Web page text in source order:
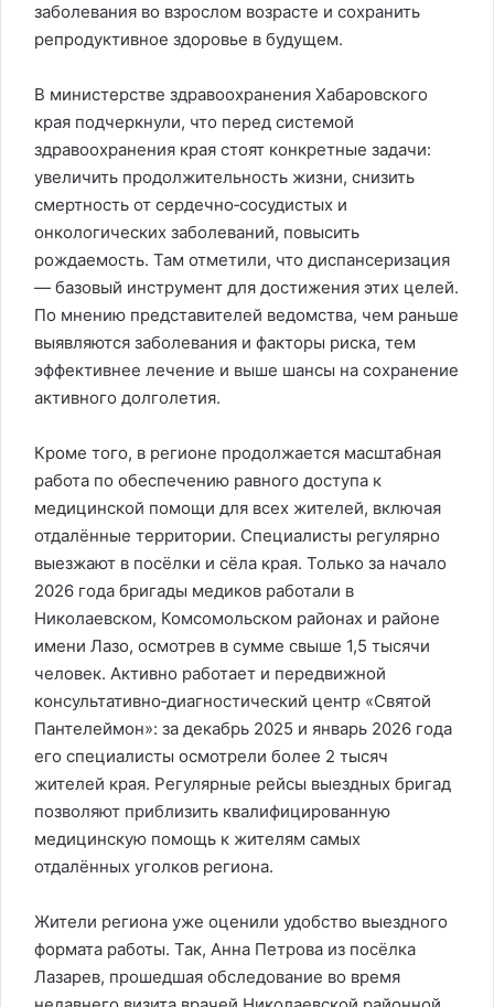
заболевания во взрослом возрасте и сохранить
репродуктивное здоровье в будущем.
В министерстве здравоохранения Хабаровского
края подчеркнули, что перед системой
здравоохранения края стоят конкретные задачи:
увеличить продолжительность жизни, снизить
смертность от сердечно‑сосудистых и
онкологических заболеваний, повысить
рождаемость. Там отметили, что диспансеризация
— базовый инструмент для достижения этих целей.
По мнению представителей ведомства, чем раньше
выявляются заболевания и факторы риска, тем
эффективнее лечение и выше шансы на сохранение
активного долголетия.
Кроме того, в регионе продолжается масштабная
работа по обеспечению равного доступа к
медицинской помощи для всех жителей, включая
отдалённые территории. Специалисты регулярно
выезжают в посёлки и сёла края. Только за начало
2026 года бригады медиков работали в
Николаевском, Комсомольском районах и районе
имени Лазо, осмотрев в сумме свыше 1,5 тысячи
человек. Активно работает и передвижной
консультативно‑диагностический центр «Святой
Пантелеймон»: за декабрь 2025 и январь 2026 года
его специалисты осмотрели более 2 тысяч
жителей края. Регулярные рейсы выездных бригад
позволяют приблизить квалифицированную
медицинскую помощь к жителям самых
отдалённых уголков региона.
Жители региона уже оценили удобство выездного
формата работы. Так, Анна Петрова из посёлка
Лазарев, прошедшая обследование во время